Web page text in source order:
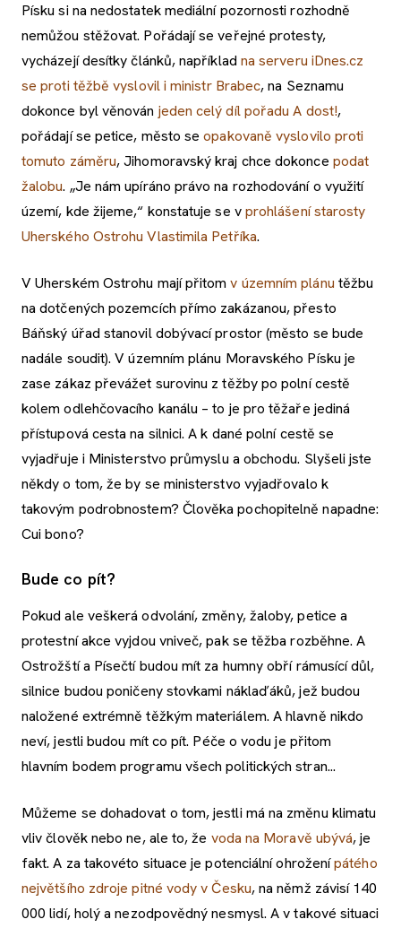
Písku si na nedostatek mediální pozornosti rozhodně
nemůžou stěžovat. Pořádají se veřejné protesty,
vycházejí desítky článků, například na serveru iDnes.cz
se proti těžbě vyslovil i ministr Brabec, na Seznamu
dokonce byl věnován jeden celý díl pořadu A dost!,
pořádají se petice, město seopakovaně vyslovilo proti
tomuto záměru, Jihomoravský kraj chce dokonce podat
žalobu. „Je nám upíráno právo na rozhodování o využití
území, kde žijeme,“ konstatuje se vprohlášení starosty
Uherského Ostrohu Vlastimila Petříka.
V Uherském Ostrohu mají přitomv územním plánu těžbu
na dotčených pozemcích přímo zakázanou, přesto
Báňský úřad stanovil dobývací prostor (město se bude
nadále soudit). V územním plánu Moravského Písku je
zase zákaz převážet surovinu z těžby po polní cestě
kolem odlehčovacího kanálu – to je pro těžaře jediná
přístupová cesta na silnici. A k dané polní cestě se
vyjadřuje i Ministerstvo průmyslu a obchodu. Slyšeli jste
někdy o tom, že by se ministerstvo vyjadřovalo k
takovým podrobnostem? Člověka pochopitelně napadne:
Cui bono?
Bude co pít?
Pokud ale veškerá odvolání, změny, žaloby, petice a
protestní akce vyjdou vniveč, pak se těžba rozběhne. A
Ostrožští a Písečtí budou mít za humny obří rámusící důl,
silnice budou poničeny stovkami náklaďáků, jež budou
naložené extrémně těžkým materiálem. A hlavně nikdo
neví, jestli budou mít co pít. Péče o vodu je přitom
hlavním bodem programu všech politických stran...
Můžeme se dohadovat o tom, jestli má na změnu klimatu
vliv člověk nebo ne, ale to, že voda na Moravě ubývá, je
fakt. A za takovéto situace je potenciální ohroženípátého
největšího zdroje pitné vody v Česku, na němž závisí 140
000 lidí, holý a nezodpovědný nesmysl. A v takové situaci